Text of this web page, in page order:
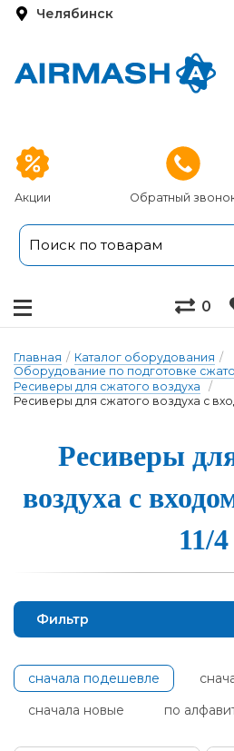
Челябинск
Акции Обратный
0
Главная / Каталог оборудования /
Оборудование по подготовке
Ресиверы для сжатого воздуха
/
Ресиверы для сжатого воздуха с
Ресиве­ры
воз­ду­ха с
11/4
Фильтр
сначала подешевле
сначала новые
по